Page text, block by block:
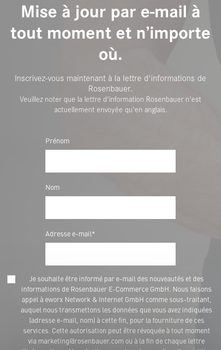
Mise à jour par e-mail à
tout moment et n’importe
où.
Inscrivez-vous maintenant à la lettre d'informations de
Rosenbauer.
Veuillez noter que la lettre d'information Rosenbauer n'est
actuellement envoyée qu'en anglais.
Prénom
Nom
Adresse e-mail*
Je souhaite être informé par e-mail des nouveautés et des
informations de Rosenbauer E-Commerce GmbH. Nous faisons
appel à eworx Network & Internet GmbH comme sous-traitant,
auquel nous transmettons les données que vous avez indiquées
(adresse e-mail, nom) à cette fin, pour la fourniture de ces
services. Cette autorisation peut être révoquée à tout moment
via marketing@rosenbauer.com ou à la fin de chaque lettre